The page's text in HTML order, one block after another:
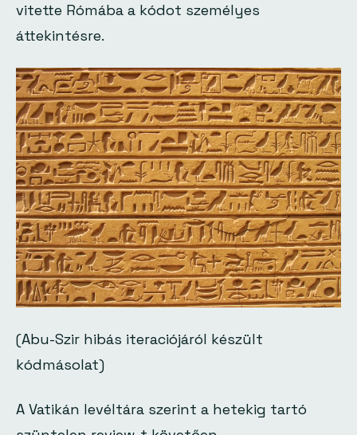
vitette Rómába a kódot személyes
áttekintésre.
(Abu-Szir hibás iteraciójáról készült
kódmásolat)
A Vatikán levéltára szerint a hetekig tartó